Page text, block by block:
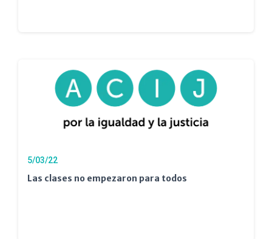
5/03/22
Las clases no empezaron para todos